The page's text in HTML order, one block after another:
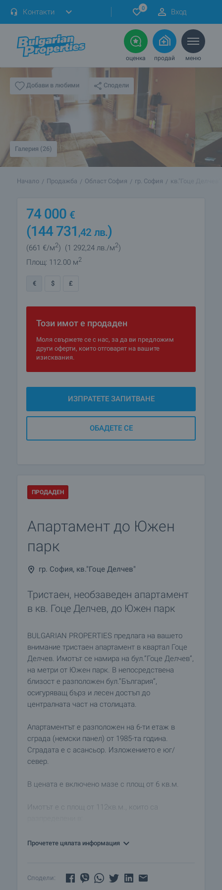
Контакти 0 Вход
оценка продай меню
Добави в любими Сподели
Галерия (26)
Начало Продажба Област София гр. София кв."Гоце Делчев"
74 000 €
(144 731 ,42 лв.)
(661 €/м2) (1 292,24 лв./м2)
Площ: 112.00 м2
€ $ £
Този имот е продаден
Моля свържете се с нас, за да ви предложим
други оферти, които отговарят на вашите
изисквания.
ИЗПРАТЕТЕ ЗАПИТВАНЕ
ОБАДЕТЕ СЕ
ПРОДАДЕН
Апартамент до Южен
парк
гр. София, кв."Гоце Делчев"
Тристаен, необзаведен апартамент
в кв. Гоце Делчев, до Южен парк
BULGARIAN PROPERTIES предлага на вашето
внимание тристаен апартамент в квартал Гоце
Делчев. Имотът се намира на бул.”Гоце Делчев”,
на метри от Южен парк. В непосредствена
близост е разположен бул.”България”,
осигуряващ бърз и лесен достъп до
централната част на столицата.
Апартаментът е разположен на 6-ти етаж в
сграда (немски панел) от 1985-та година.
Сградата е с асансьор. Изложението е юг/
север.
В цената е включено мазе с площ от 6 кв.м.
Имотът е с площ от 112кв.м., които са
• Коридор
• Отделна кухня
Прочетете цялата информация
Сподели: